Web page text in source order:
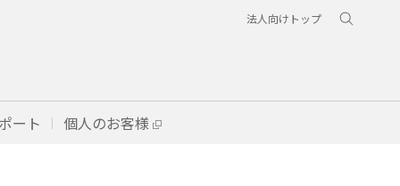
法人向けトップ
ート 個人のお客様